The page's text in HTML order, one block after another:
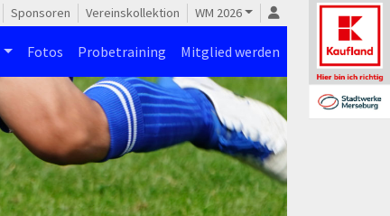
Sponsoren Vereinskollektion WM 2026
Fotos Probetraining Mitglied werden